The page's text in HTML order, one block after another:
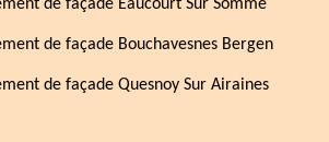
de façade Eaucourt Sur Somme
de façade Bouchavesnes Bergen
de façade Quesnoy Sur Airaines